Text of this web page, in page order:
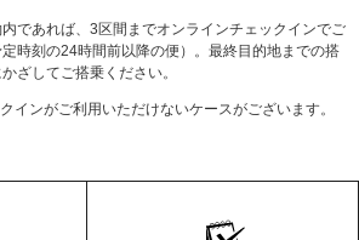
であれば、3区間までオンラインチェックインでご
時刻の24時間前以降の便）。最終目的地までの搭
ざしてご搭乗ください。
インがご利用いただけないケースがございます。